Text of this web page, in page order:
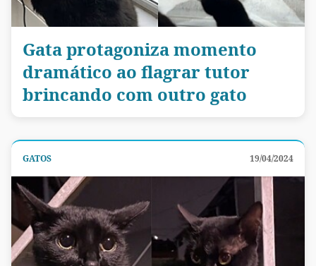
Gata protagoniza momento
dramático ao flagrar tutor
brincando com outro gato
GATOS 19/04/2024